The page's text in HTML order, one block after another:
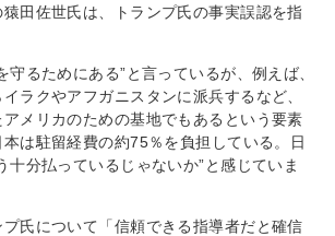
田佐世氏は、トランプ氏の事実誤認を指
守るためにある”と言っているが、例えば、
ラクやアフガニスタンに派兵するなど、
メリカのための基地でもあるという要素
は駐留経費の約75％を負担している。日
十分払っているじゃないか”と感じていま
氏について「信頼できる指導者だと確信